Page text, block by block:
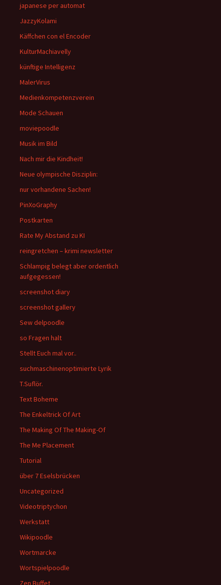
japanese per automat
JazzyKolami
Käffchen con el Encoder
KulturMachiavelly
künftige Intelligenz
MalerVirus
Medienkompetenzverein
Mode Schauen
moviepoodle
Musik im Bild
Nach mir die Kindheit!
Neue olympische Disziplin:
nur vorhandene Sachen!
PinXoGraphy
Postkarten
Rate My Abstand zu KI
reingretchen – krimi newsletter
Schlampig belegt aber ordentlich
aufgegessen!
screenshot diary
screenshot gallery
Sew delpoodle
so Fragen halt
Stellt Euch mal vor..
suchmaschinenoptimierte Lyrik
T.Suflör.
Text Boheme
The Enkeltrick Of Art
The Making Of The Making-Of
The Me Placement
Tutorial
über 7 Eselsbrücken
Uncategorized
Videotriptychon
Werkstatt
Wikipoodle
Wortmarcke
Wortspielpoodle
Zen Buffet